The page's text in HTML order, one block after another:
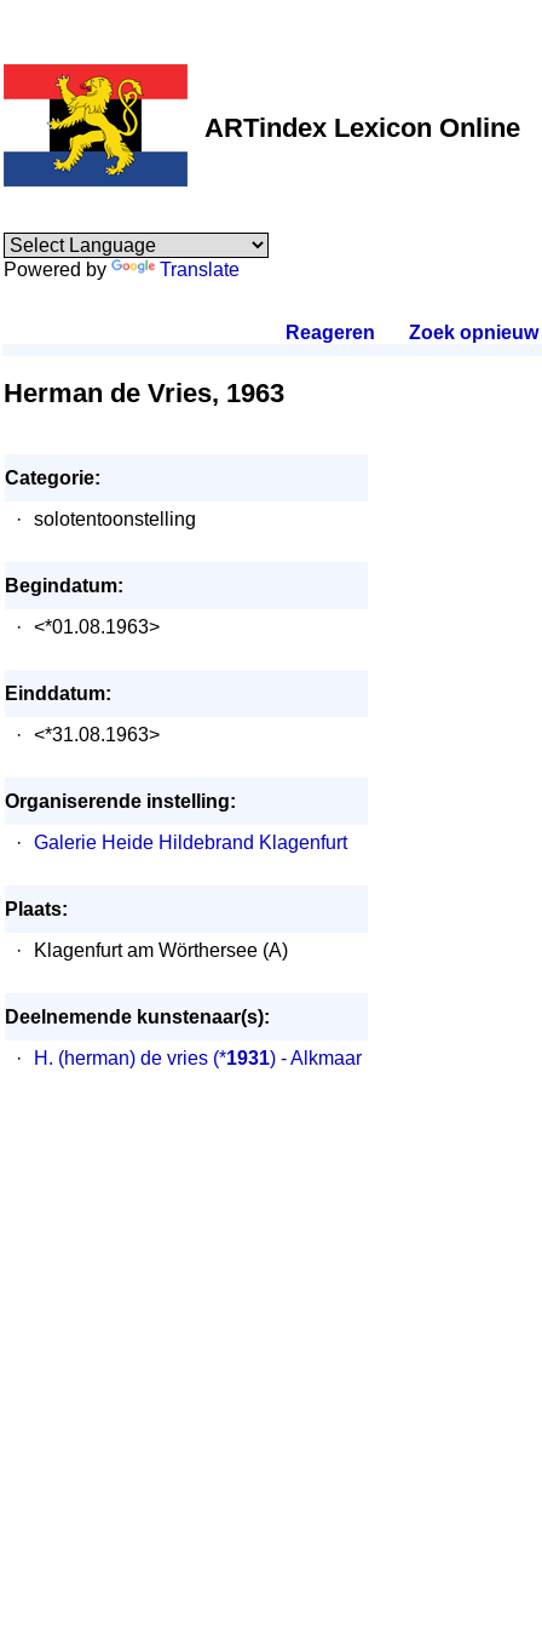
ARTindex Lexicon Online
Powered by Translate
Reageren Zoek opnieuw.
Herman de Vries, 1963
Categorie:
·
solotentoonstelling
Begindatum:
·
<*01.08.1963>
Einddatum:
·
<*31.08.1963>
Organiserende instelling:
·
Galerie Heide Hildebrand Klagenfurt
Plaats:
·
Klagenfurt am Wörthersee (A)
Deelnemende kunstenaar(s):
·
H. (herman) de vries (*1931) - Alkmaar